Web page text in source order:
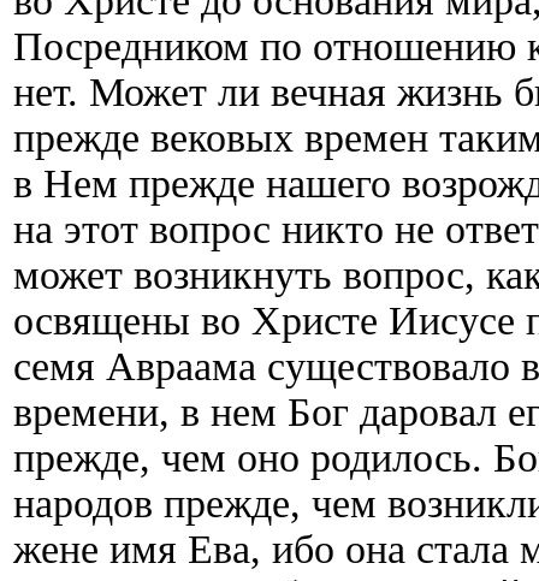
Посредником по отношению
нет. Может ли вечная жизнь
прежде вековых времен
в Нем прежде нашего
на этот вопрос никто не
может возникнуть вопрос,
освящены во Христе Иисусе
семя Авраама существовало
времени, в нем Бог даровал
прежде, чем оно родилось.
народов прежде, чем
жене имя Ева, ибо она